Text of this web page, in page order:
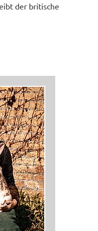
der britische